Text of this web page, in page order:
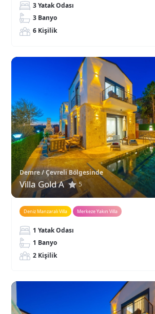
3 Yatak Odası
3 Banyo
6 Kişilik
Demre / Çevreli Bölgesinde
Villa Gold A 5
Deniz Manzaralı Villa Merkeze Yakın Villa
1 Yatak Odası
1 Banyo
2 Kişilik